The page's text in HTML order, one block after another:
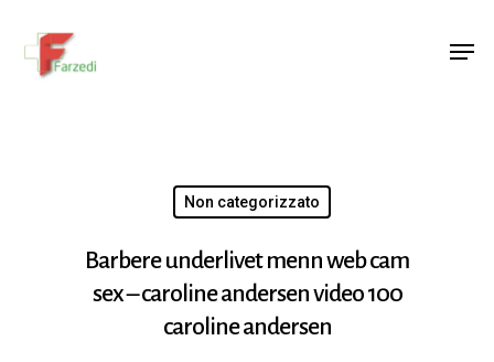
Non categorizzato
Barbere underlivet menn web cam
sex – caroline andersen video 100
caroline andersen